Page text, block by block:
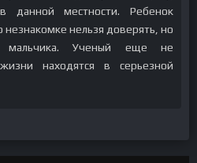
данной местности. Ребенок
незнакомке нельзя доверять, но
мальчика. Ученый еще не
находятся в серьезной